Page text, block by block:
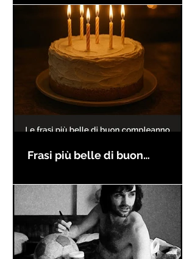
Frasi più belle di buon